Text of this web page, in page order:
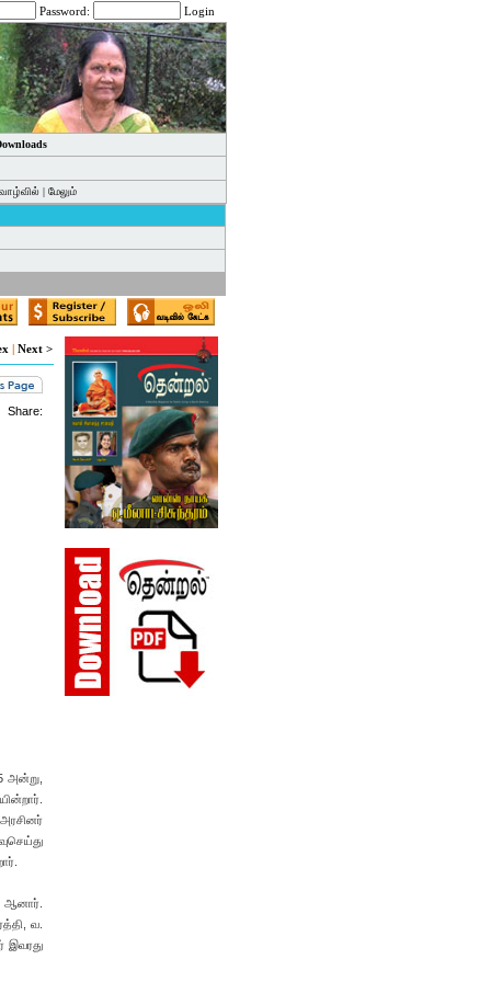
Password: Login
| மேலும்
| Next >
Share:
அன்று,
ஆனார்.
வ.
இவரது